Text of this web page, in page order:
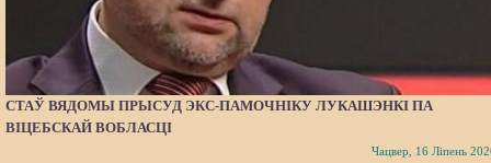
СТАЎ ВЯДОМЫ ПРЫСУД ЭКС-ПАМОЧНІКУ ЛУКАШЭНКІ ПА
ВІЦЕБСКАЙ ВОБЛАСЦІ
Чацвер, 16 Ліпень